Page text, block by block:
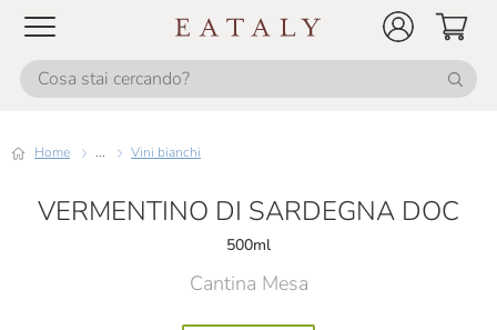
Home ... Vini bianchi
VERMENTINO DI SARDEGNA DOC
500ml
Cantina Mesa